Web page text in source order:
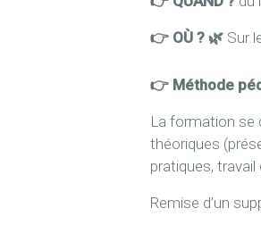
👉 OÙ ? 🌿 Sur
👉 Méthode
La formation se
théoriques
pratiques,
Remise d’un